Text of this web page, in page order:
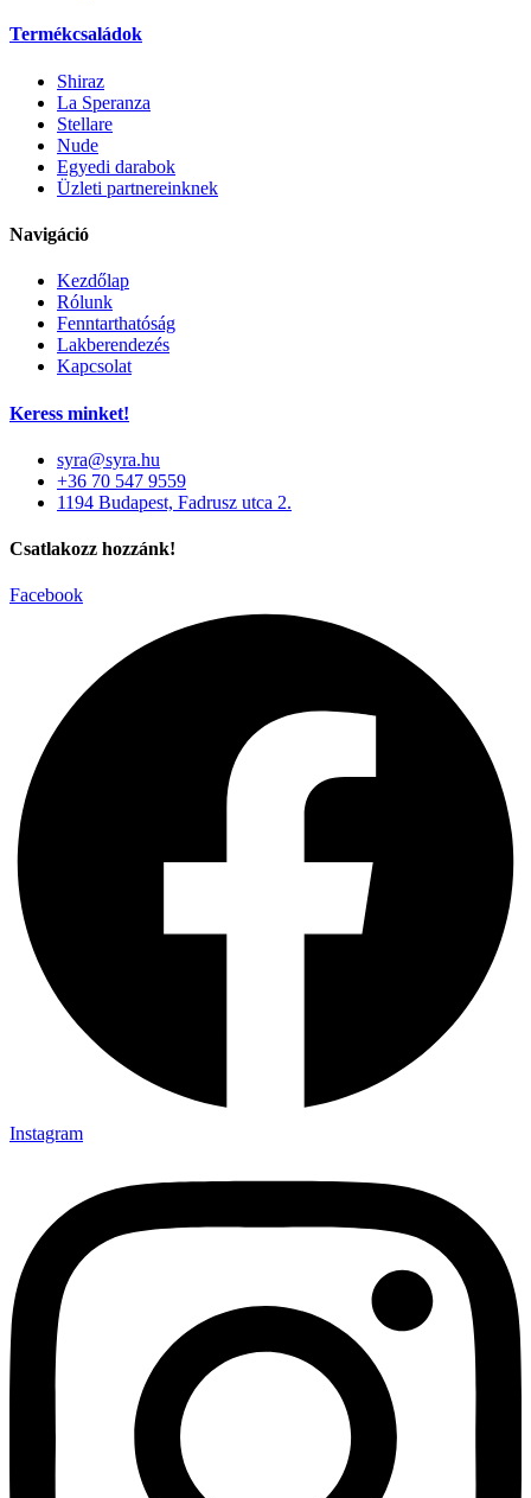
Termékcsaládok
Shiraz
La Speranza
Stellare
Nude
Egyedi darabok
Üzleti partnereinknek
Navigáció
Kezdőlap
Rólunk
Fenntarthatóság
Lakberendezés
Kapcsolat
Keress minket!
syra@syra.hu
+36 70 547 9559
1194 Budapest, Fadrusz utca 2.
Csatlakozz hozzánk!
Facebook
Instagram